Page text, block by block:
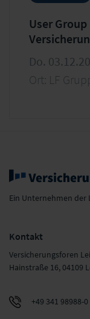
User
Do.
Ort: LF
Ein Unternehmen der
Kontakt
Versicherungsforen
Hainstraße 16, 04109
+49 341 98988-0